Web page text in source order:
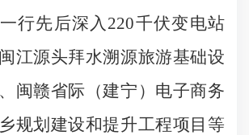
行先后深入 220千伏变电站
江源头拜水溯源旅游基础设
闽赣省际（建宁）电子商务
规划建设和提升工程项目等